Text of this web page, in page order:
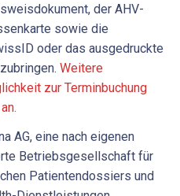
der AHV-
sowie die
oder das ausgedruckte
Weitere
zur Terminbuchung
AG, eine nach eigenen
Betriebsgesellschaft für
Patientendossiers und